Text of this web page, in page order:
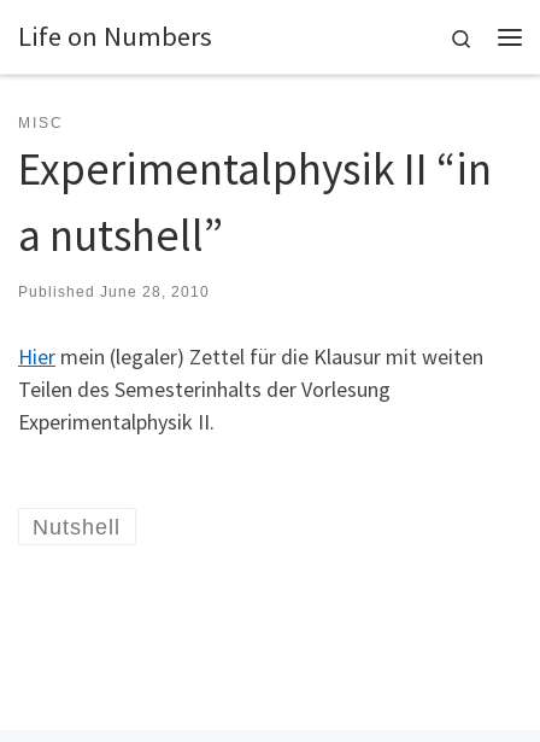
Skip to content
Life on Numbers
Search
MISC
Experimentalphysik II “in
a nutshell”
Published June 28, 2010
Hier mein (legaler) Zettel für die Klausur mit weiten
Teilen des Semesterinhalts der Vorlesung
Experimentalphysik II.
Nutshell